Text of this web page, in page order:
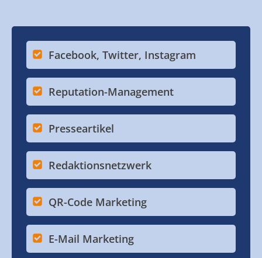
Facebook, Twitter, Instagram
Reputation-Management
Presseartikel
Redaktionsnetzwerk
QR-Code Marketing
E-Mail Marketing